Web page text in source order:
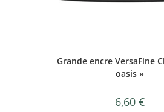
Grande encre VersaFine
oasis »
6,60 €